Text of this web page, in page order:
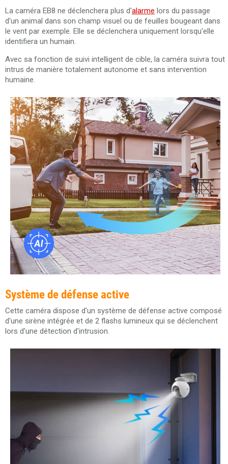
La caméra EB8 ne déclenchera plus d'alarme lors du passage
d'un animal dans son champ visuel ou de feuilles bougeant dans
le vent par exemple. Elle se déclenchera uniquement lorsqu'elle
identifiera un humain.
Avec sa fonction de suivi intelligent de cible, la caméra suivra tout
intrus de manière totalement autonome et sans intervention
humaine.
Système de défense active
Cette caméra dispose d'un système de défense active composé
d'une sirène intégrée et de 2 flashs lumineux qui se déclenchent
lors d'une détection d'intrusion.